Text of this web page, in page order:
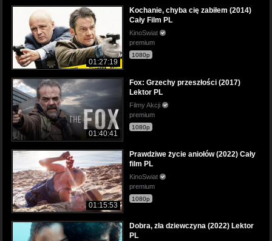
01:27:19
Kochanie, chyba cię zabiłem (2014)
Cały Film PL
KinoSwiat
premium
1080p
01:40:41
Fox: Grzechy przeszłości (2017)
Lektor PL
Filmy Akcji
premium
1080p
01:15:53
Prawdziwe życie aniołów (2022) Cały
film PL
KinoSwiat
premium
1080p
Dobra, zła dziewczyna (2022) Lektor
PL